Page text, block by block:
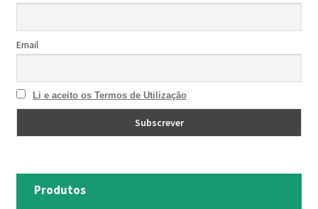
Email
Li e aceito os Termos de Utilização
Produtos